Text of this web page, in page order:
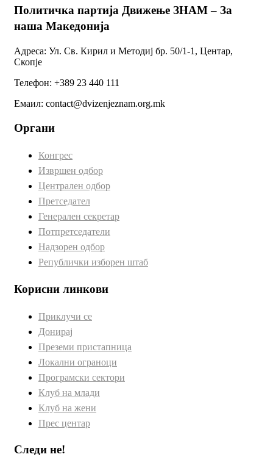
Политичка партија Движење ЗНАМ – За
наша Македонија
Адреса: Ул. Св. Кирил и Методиј бр. 50/1-1, Центар,
Скопје
Телефон: +389 23 440 111
Емаил: contact@dvizenjeznam.org.mk
Органи
Конгрес
Извршен одбор
Централен одбор
Претседател
Генерален секретар
Потпретседатели
Надзорен одбор
Републички изборен штаб
Корисни линкови
Приклучи се
Донирај
Преземи пристапница
Локални ограноци
Програмски сектори
Клуб на млади
Клуб на жени
Прес центар
Следи не!